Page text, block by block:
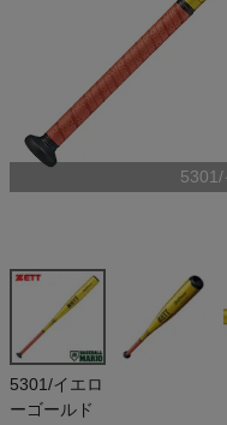
最近閲覧した商品
ト 一般 750g
平均 イエロ
ーゴールド
ミドルバラン
ス 野球 軟式
バット 草野球
ベースボー
(税込)
On
5301/イエロ
ーゴールド